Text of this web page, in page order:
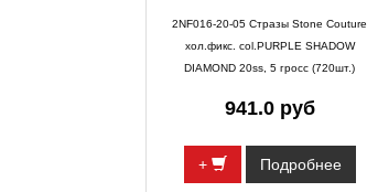
2NF016-20-05 Стразы Stone Couture
хол.фикс. col.PURPLE SHADOW
DIAMOND 20ss, 5 гросс (720шт.)
941.0 руб
+ Подробнее